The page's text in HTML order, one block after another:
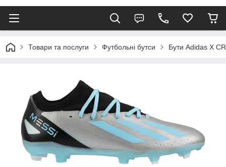
Товари та послуги Футбольні бутси Бути Adidas X